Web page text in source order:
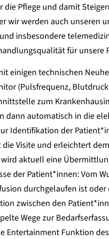
die Pflege und damit
wir werden auch unseren
insbesondere
für unsere
einigen technischen
(Pulsfrequenz,
zum
dann automatisch in die
Identifikation der
Visite und erleichtert
aktuell eine
der Patient*innen: Vom
durchgelaufen ist
zwischen den
Wege zur
Entertainment Funktion